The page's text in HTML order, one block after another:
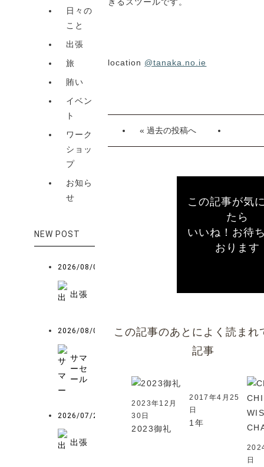
きるスツールです。
location @tanaka.no.ie
« 過去の投稿へ
この記事が気
たら
いいね！お待
おります
この記事のあとによく読まれ
記事
2023年12月
30日
2023御礼
2017年4月25
日
1年
日
日々の
こと
出張
旅
賄い
イベン
ト
ワーク
ショッ
プ
お知ら
せ
NEW POST
2026/08/07
出張
2026/08/01
サマ
ーセ
ール
2026/07/25
出張